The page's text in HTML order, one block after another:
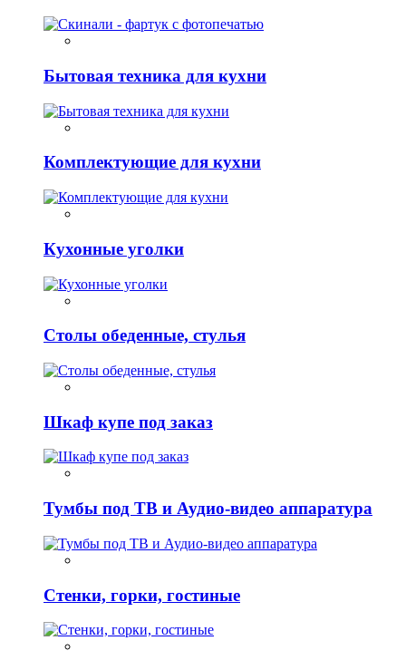
Бытовая техника для кухни
Комплектующие для кухни
Кухонные уголки
Столы обеденные, стулья
Шкаф купе под заказ
Тумбы под ТВ и Аудио-видео аппаратура
Стенки, горки, гостиные